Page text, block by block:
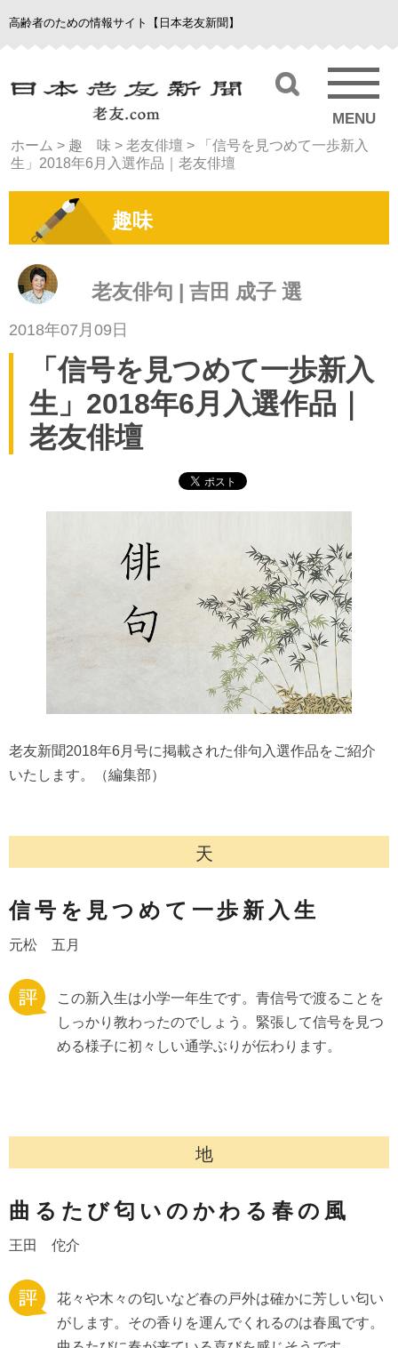
高齢者のための情報サイト【日本老友新聞】
MENU
ホーム > 趣 味 > 老友俳壇 >
「信号を見つめて一歩新入
生」2018年6月入選作品｜老友俳壇
趣味
老友俳句 | 吉田 成子 選
2018年07月09日
「信号を見つめて一歩新入
生」2018年6月入選作品｜
老友俳壇
老友新聞2018年6月号に掲載された俳句入選作品をご紹介
いたします。（編集部）
天
信号を見つめて一歩新入生
元松 五月
この新入生は小学一年生です。青信号で渡ることを
しっかり教わったのでしょう。緊張して信号を見つ
める様子に初々しい通学ぶりが伝わります。
地
曲るたび匂いのかわる春の風
王田 佗介
花々や木々の匂いなど春の戸外は確かに芳しい匂い
がします。その香りを運んでくれるのは春風です。